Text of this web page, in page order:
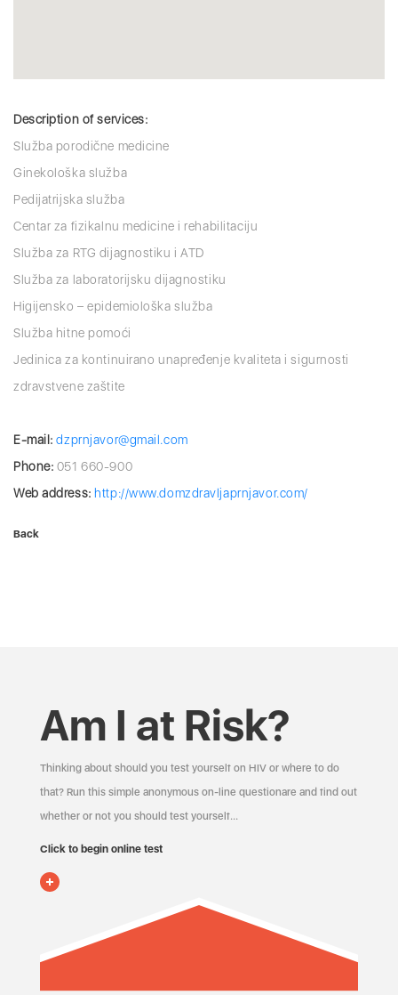
Description of services:
Služba porodične medicine
Ginekološka služba
Pedijatrijska služba
Centar za fizikalnu medicine i rehabilitaciju
Služba za RTG dijagnostiku i ATD
Služba za laboratorijsku dijagnostiku
Higijensko – epidemiološka služba
Služba hitne pomoći
Jedinica za kontinuirano unapređenje kvaliteta i sigurnosti
zdravstvene zaštite
E-mail: dzprnjavor@gmail.com
Phone: 051 660-900
Web address: http://www.domzdravljaprnjavor.com/
Back
Am I at Risk?
Thinking about should you test yourself on HIV or where to do
that? Run this simple anonymous on-line questionare and find out
whether or not you should test yourself…
Click to begin online test